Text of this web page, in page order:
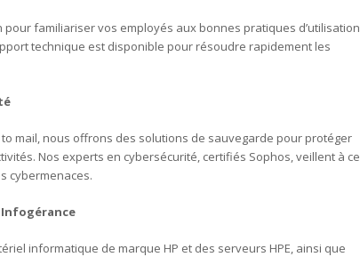
familiariser vos employés aux bonnes pratiques d’utilisation
technique est disponible pour résoudre rapidement les
mail, nous offrons des solutions de sauvegarde pour protéger
Nos experts en cybersécurité, certifiés Sophos, veillent à ce
cybermenaces.
informatique de marque HP et des serveurs HPE, ainsi que